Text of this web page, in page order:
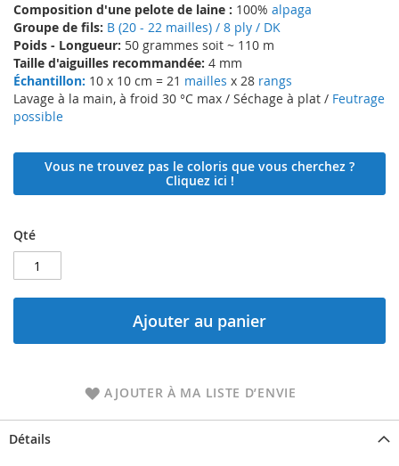
Composition d'une pelote de laine : 100% alpaga
Groupe de fils: B (20 - 22 mailles) / 8 ply / DK
Poids - Longueur: 50 grammes soit ~ 110 m
Taille d'aiguilles recommandée: 4 mm
Échantillon: 10 x 10 cm = 21 mailles x 28 rangs
Lavage à la main, à froid 30 °C max / Séchage à plat / Feutrage
possible
Vous ne trouvez pas le coloris que vous cherchez ?
Cliquez ici !
Qté
Ajouter au panier
AJOUTER À MA LISTE D’ENVIE
gallery
Détails